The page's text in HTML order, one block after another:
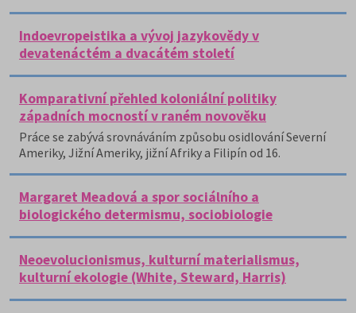
Indoevropeistika a vývoj jazykovědy v
devatenáctém a dvacátém století
Komparativní přehled koloniální politiky
západních mocností v raném novověku
Práce se zabývá srovnáváním způsobu osidlování Severní
Ameriky, Jižní Ameriky, jižní Afriky a Filipín od 16.
Margaret Meadová a spor sociálního a
biologického determismu, sociobiologie
Neoevolucionismus, kulturní materialismus,
kulturní ekologie (White, Steward, Harris)